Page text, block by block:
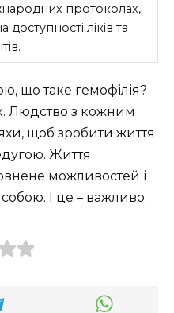
протоколах,
ліків та
що таке гемофілія?
Людство з кожним
щоб зробити життя
Життя
можливостей і
І це – важливо.